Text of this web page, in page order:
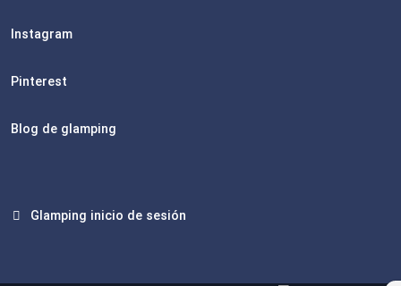
Instagram
Pinterest
Blog de glamping
Glamping inicio de sesión